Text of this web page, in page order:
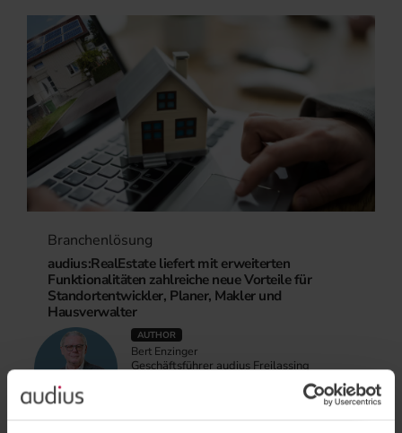
Branchenlösung
audius:RealEstate liefert mit erweiterten
Funktionalitäten zahlreiche neue Vorteile für
Standortentwickler, Planer, Makler und
Hausverwalter
AUTHOR
Bert Enzinger
Geschäftsführer audius Freilassing